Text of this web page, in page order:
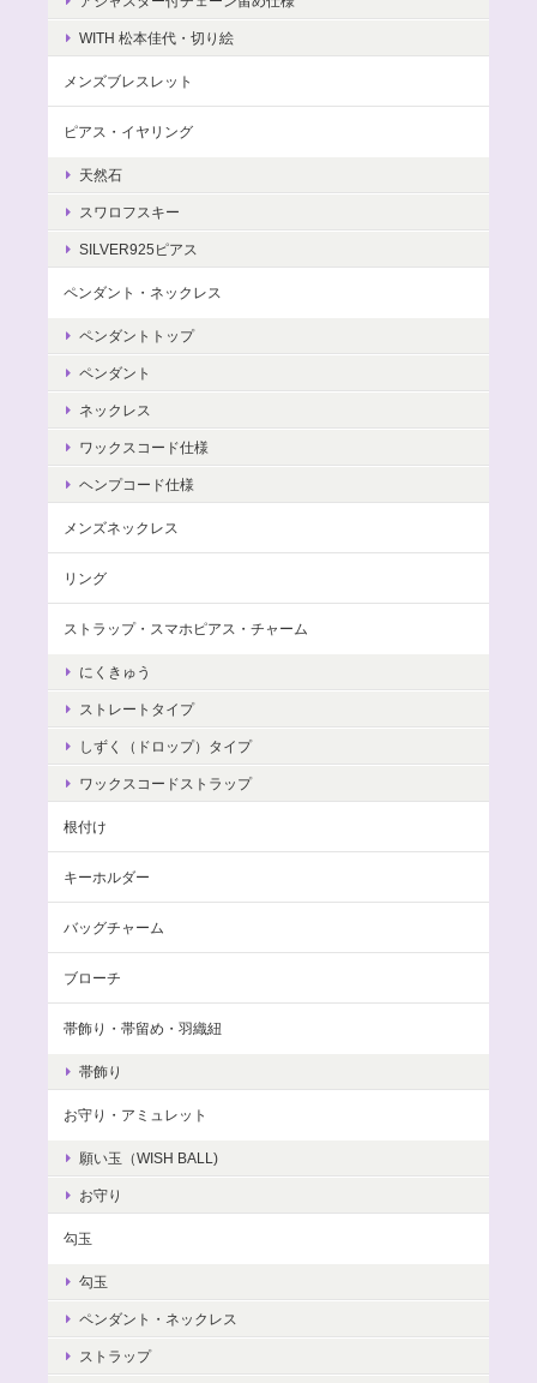
WITH 松本佳代・切り絵
メンズブレスレット
ピアス・イヤリング
天然石
スワロフスキー
SILVER925ピアス
ペンダント・ネックレス
ペンダントトップ
ペンダント
ネックレス
ワックスコード仕様
ヘンプコード仕様
メンズネックレス
リング
ストラップ・スマホピアス・チャーム
にくきゅう
ストレートタイプ
しずく（ドロップ）タイプ
ワックスコードストラップ
根付け
キーホルダー
バッグチャーム
ブローチ
帯飾り・帯留め・羽織紐
帯飾り
お守り・アミュレット
願い玉（WISH BALL)
お守り
勾玉
勾玉
ペンダント・ネックレス
ストラップ